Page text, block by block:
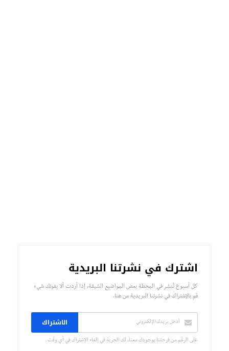
اشترك في نشرتنا البريدية
كل أسبوع تُنشر في المحطة بعض المواضيع الشيقة، إذا أردت ألا يفوتك شيء
قم بالإشتراك في نشرتنا البريدية من هنا.
الاشتراك
على الرغم من فرحتنا بوجودك معنا، لك الحرية في إلغاء الإشتراك في أي وقت.